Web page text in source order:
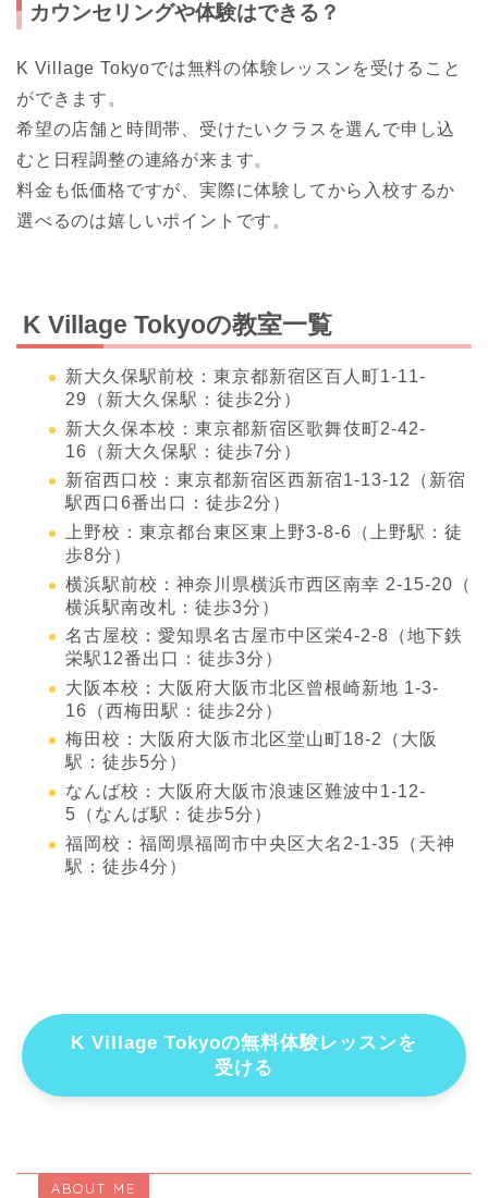
カウンセリングや体験はできる？
K Village Tokyoでは無料の体験レッスンを受けること
ができます。
希望の店舗と時間帯、受けたいクラスを選んで申し込
むと日程調整の連絡が来ます。
料金も低価格ですが、実際に体験してから入校するか
選べるのは嬉しいポイントです。
K Village Tokyoの教室一覧
新大久保駅前校：東京都新宿区百人町1-11-
29（新大久保駅：徒歩2分）
新大久保本校：東京都新宿区歌舞伎町2-42-
16（新大久保駅：徒歩7分）
新宿西口校：東京都新宿区西新宿1-13-12（新宿
駅西口6番出口：徒歩2分）
上野校：東京都台東区東上野3-8-6（上野駅：徒
歩8分）
横浜駅前校：神奈川県横浜市西区南幸 2-15-20（
横浜駅南改札：徒歩3分）
名古屋校：愛知県名古屋市中区栄4-2-8（地下鉄
栄駅12番出口：徒歩3分）
大阪本校：大阪府大阪市北区曾根崎新地 1-3-
16（西梅田駅：徒歩2分）
梅田校：大阪府大阪市北区堂山町18-2（大阪
駅：徒歩5分）
なんば校：大阪府大阪市浪速区難波中1-12-
5（なんば駅：徒歩5分）
福岡校：福岡県福岡市中央区大名2-1-35（天神
駅：徒歩4分）
K Village Tokyoの無料体験レッスンを
受ける
ABOUT ME